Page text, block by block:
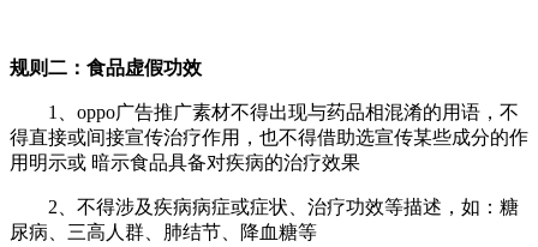
规则二：食品虚假功效
1、oppo广告推广素材不得出现与药品相混淆的用语，不
得直接或间接宣传治疗作用，也不得借助选宣传某些成分的作
用明示或 暗示食品具备对疾病的治疗效果
2、不得涉及疾病病症或症状、治疗功效等描述，如：糖
尿病、三高人群、肺结节、降血糖等